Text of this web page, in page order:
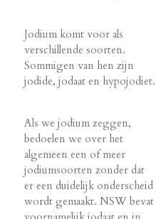
Jodium komt voor als
verschillende soorten.
Sommigen van hen zijn
jodide, jodaat en hypojodiet.
Als we jodium zeggen,
bedoelen we over het
algemeen een of meer
jodiumsoorten zonder dat
er een duidelijk onderscheid
wordt gemaakt. NSW bevat